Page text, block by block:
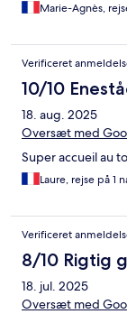
Marie-Agnès,
Verificeret
10/10
18. aug. 2025
Oversæt med
Super accueil au
Laure, rejse på 1
Verificeret
8/10 Rigtig
18. jul. 2025
Oversæt med